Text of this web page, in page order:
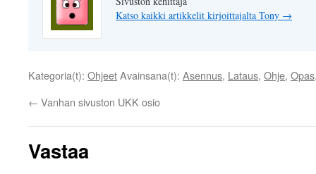
Katso kaikki artikkelit kirjoittajalta Tony →
Kategoria(t): OhjeetAvainsana(t): Asennus, Lataus, Ohje, Opas
← Vanhan sivuston UKK osio
Vastaa